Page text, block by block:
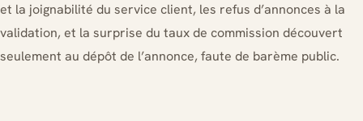
et la joignabilité du service client, les refus d’annonces à la
validation, et la surprise du taux de commission découvert
seulement au dépôt de l’annonce, faute de barème public.